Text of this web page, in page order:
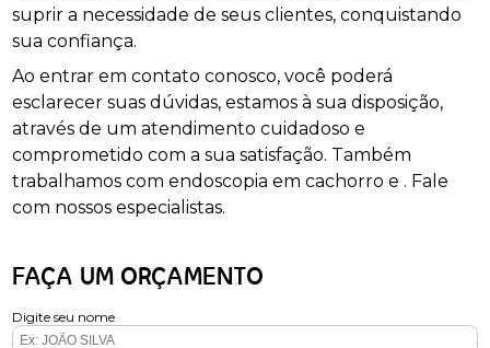
suprir a necessidade de seus clientes, conquistando
sua confiança.
Ao entrar em contato conosco, você poderá
esclarecer suas dúvidas, estamos à sua disposição,
através de um atendimento cuidadoso e
comprometido com a sua satisfação. Também
trabalhamos com endoscopia em cachorro e . Fale
com nossos especialistas.
FAÇA UM ORÇAMENTO
Digite seu nome